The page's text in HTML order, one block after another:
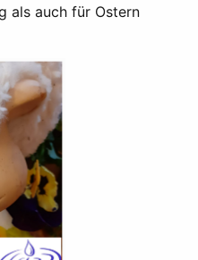
als auch für Ostern